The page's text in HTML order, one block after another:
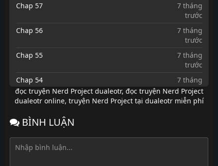
Chap 57
7 tháng
trước
Chap 56
7 tháng
trước
Chap 55
7 tháng
trước
Chap 54
7 tháng
trước
Chap 53
7 tháng
Chap 52
trước
Chap 51
đọc truyện Nerd Project dualeotr, đọc truyện Nerd Project
dualeotr online, truyện Nerd Project tại dualeotr miễn phí
BÌNH LUẬN